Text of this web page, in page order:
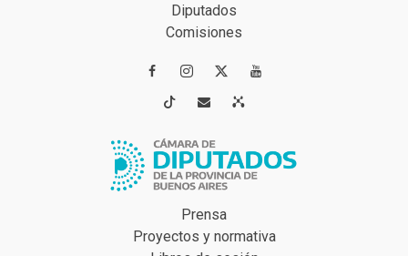
Diputados
Comisiones
 
 
Prensa
Proyectos y normativa